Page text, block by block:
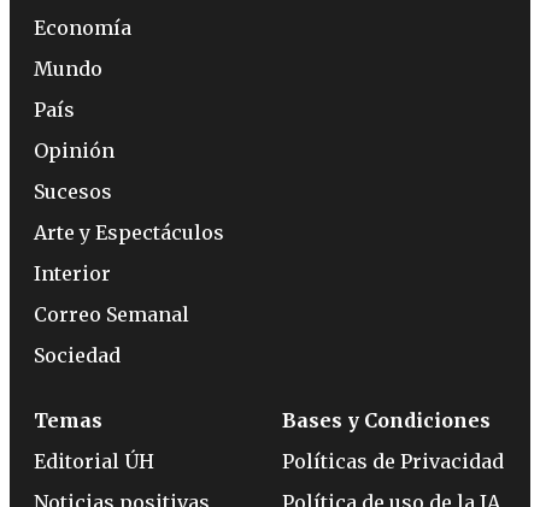
Economía
Mundo
País
Opinión
Sucesos
Arte y Espectáculos
Interior
Correo Semanal
Sociedad
Temas
Editorial ÚH
Noticias positivas
Bases y Condiciones
Políticas de Privacidad
Política de uso de la IA